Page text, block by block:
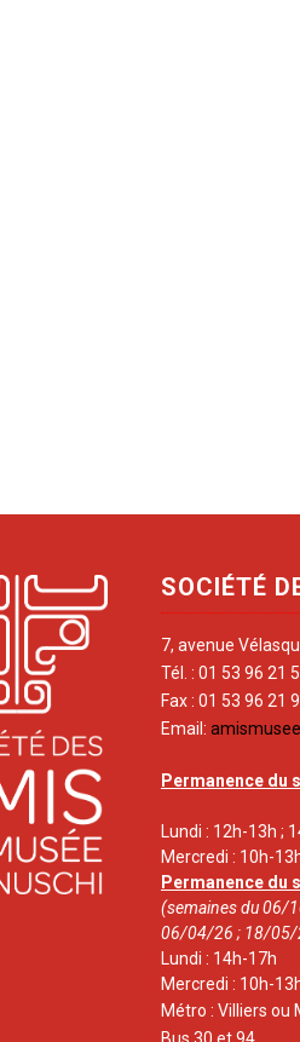
SOCIÉTÉ
7, avenue
Tél. : 01 53 96 21
Fax : 01 53 96 21
Email:
Permanence du
Lundi : 12h-13h ;
Mercredi : 10h-
Permanence du
(semaines du
06/04/26 ; 18/05/
Lundi : 14h-17h
Mercredi : 10h-
Métro : Villiers ou
Bus 30 et 94